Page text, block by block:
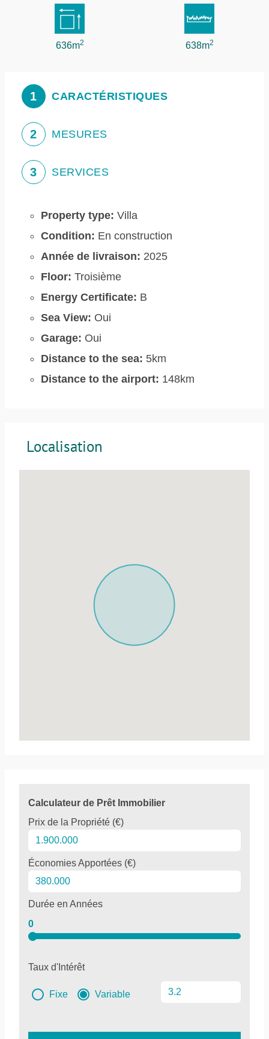
636m2 638m2
1 CARACTÉRISTIQUES
2 MESURES
3 SERVICES
Property type: Villa
Condition: En construction
Année de livraison: 2025
Floor: Troisième
Energy Certificate: B
Sea View: Oui
Garage: Oui
Distance to the sea: 5km
Distance to the airport: 148km
Localisation
Calculateur de Prêt Immobilier
Prix de la Propriété (€)
Économies Apportées (€)
Durée en Années
0
Taux d'Intérêt
Fixe Variable